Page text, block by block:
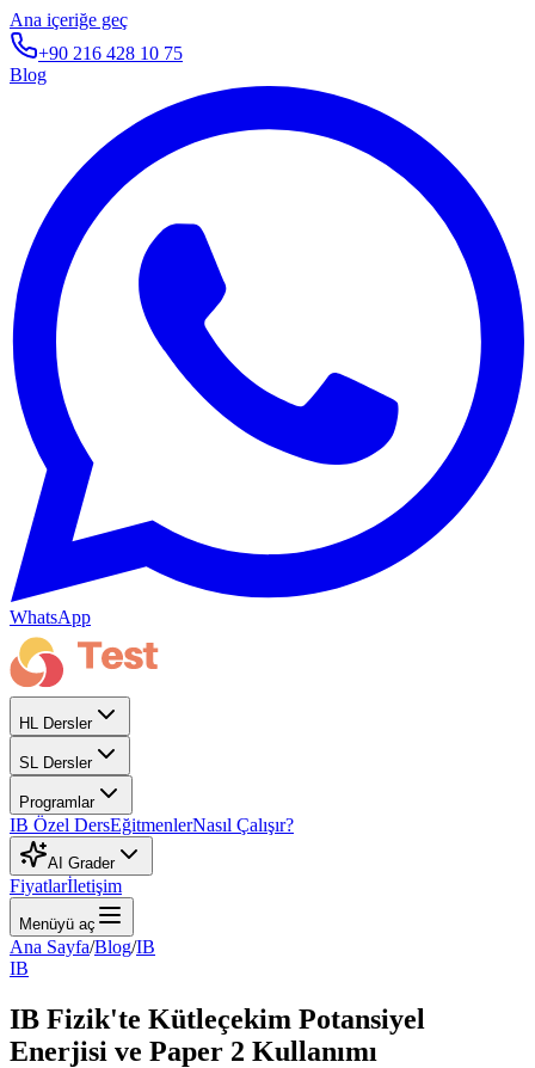
Ana içeriğe geç
+90 216 428 10 75
Blog
WhatsApp
HL Dersler
SL Dersler
Programlar
IB Özel DersEğitmenlerNasıl Çalışır?
AI Grader
Fiyatlarİletişim
Menüyü aç
Ana Sayfa/Blog/IB
IB
IB Fizik'te Kütleçekim Potansiyel
Enerjisi ve Paper 2 Kullanımı